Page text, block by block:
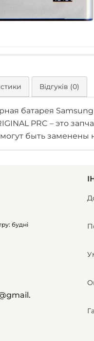
Відгуків (0)
батарея Samsung
PRC – это
быть
будні